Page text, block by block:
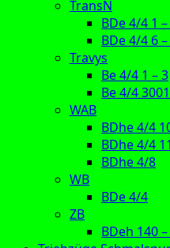
TransN
BDe 4/4 1
BDe 4/4 6
Travys
Be 4/4 1 – 3
Be 4/4
WAB
BDhe 4/4
BDhe 4/4
BDhe 4/8
WB
BDe 4/4
ZB
BDeh 140